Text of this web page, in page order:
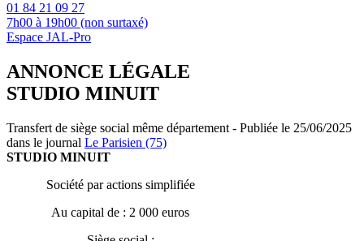
01 84 21 09 27
7h00 à 19h00 (non surtaxé)
Espace JAL-Pro
ANNONCE LÉGALE
STUDIO MINUIT
Transfert de siège social même département - Publiée le 25/06/2025
dans le journal Le Parisien (75)
STUDIO MINUIT
Société par actions simplifiée
Au capital de : 2 000 euros